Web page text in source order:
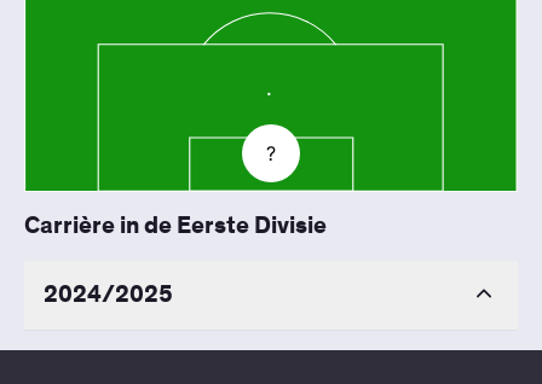
?
Carrière in de Eerste Divisie
2024/2025